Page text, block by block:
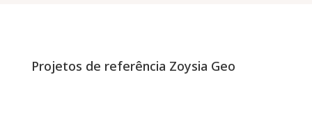
Projetos de referência Zoysia Geo